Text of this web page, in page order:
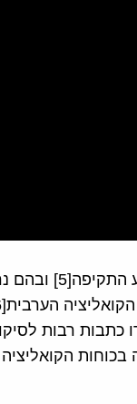
ברשתות החברתיות
אלעאלם" והאנגלית "פרס